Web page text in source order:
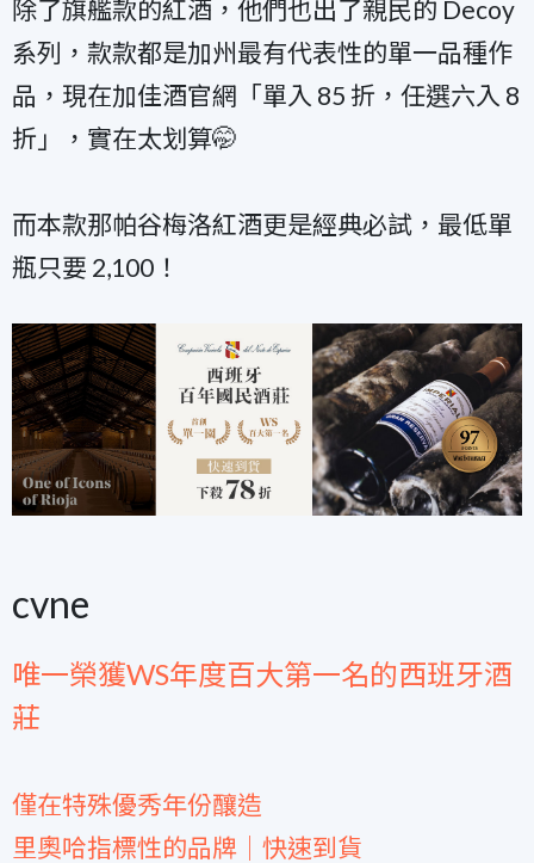
除了旗艦款的紅酒，他們也出了親民的 Decoy
系列，款款都是加州最有代表性的單一品種作
品，現在加佳酒官網「單入 85 折，任選六入 8
折」，實在太划算🤭
而本款那帕谷梅洛紅酒更是經典必試，最低單
瓶只要 2,100！
cvne
唯一榮獲WS年度百大第一名的西班牙酒
莊
僅在特殊優秀年份釀造
里奧哈指標性的品牌｜快速到貨